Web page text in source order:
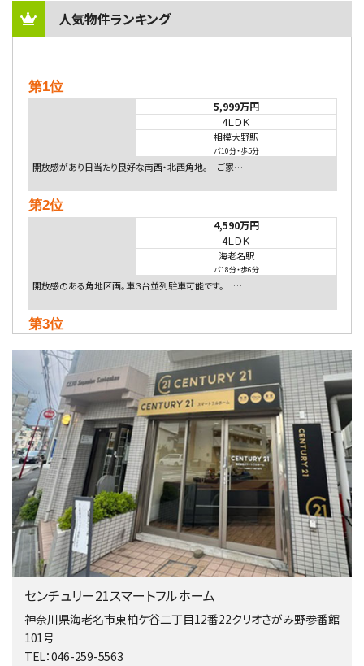
人気物件ランキング
第1位
5,999万円
4ＬＤＫ
相模大野駅
バ10分・歩5分
開放感があり日当たり良好な南西・北西角地。 ご家…
第2位
4,590万円
4ＬＤＫ
海老名駅
バ18分・歩6分
開放感のある角地区画。車３台並列駐車可能です。 …
第3位
4ＬＤＫ
淵野辺駅
歩17分
南側道路に面しており日当たり良好。 キッチンから…
第4位
5,480万円
4ＬＤＫ
相模大野駅
バ9分・歩4分
２０１５年６月築、積水ハウス施工住宅です。 南東…
第5位
3,680万円
バ15分・ 歩1分
リビングダイニング部分の床暖房完備 車並列2台駐…
センチュリー21スマートフルホーム
神奈川県海老名市東柏ケ谷二丁目12番22クリオさがみ野参番館
101号
TEL：046-259-5563